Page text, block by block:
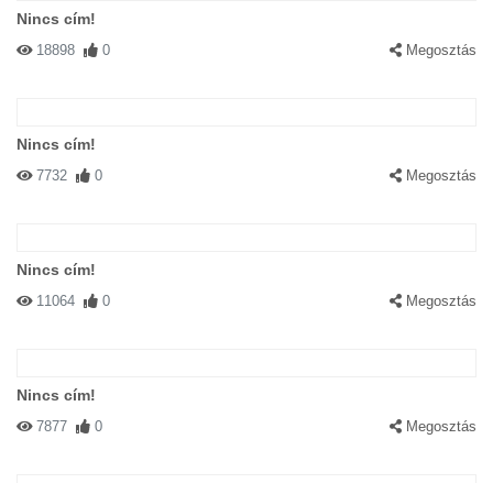
Nincs cím!
18898 0 Megosztás
Nincs cím!
7732 0 Megosztás
Nincs cím!
11064 0 Megosztás
Nincs cím!
7877 0 Megosztás